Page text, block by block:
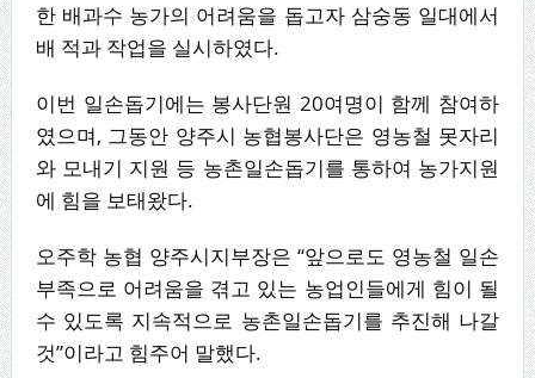
한 배과수 농가의 어려움을 돕고자 삼숭동 일대에서
배 적과 작업을 실시하였다.
이번 일손돕기에는 봉사단원 20여명이 함께 참여하
였으며, 그동안 양주시 농협봉사단은 영농철 못자리
와 모내기 지원 등 농촌일손돕기를 통하여 농가지원
에 힘을 보태왔다.
오주학 농협 양주시지부장은 “앞으로도 영농철 일손
부족으로 어려움을 겪고 있는 농업인들에게 힘이 될
수 있도록 지속적으로 농촌일손돕기를 추진해 나갈
것”이라고 힘주어 말했다.